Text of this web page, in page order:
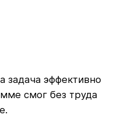
задача эффективно
смог без труда